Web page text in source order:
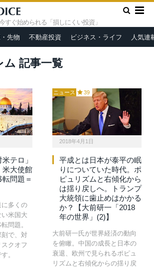
すぐ始められる「損しにくい投資」
先物 不動産投資 ビジネス・ライフ 人気連
ム
ム 記事一覧
テロ」
米大使館
問題＝
に多くの
米国大
問題。
で、対
クオフ
。
ニュース 39
2018年4月1日
平成とは日本が泰平の眠
りについていた時代。ポ
ピュリズムと右傾化から
は揺り戻しへ。トランプ
大統領に歯止めはかかる
か？【大前研一「2018
年の世界」(2)】
大前研一氏が世界経済の動向
を俯瞰。中国の成長と日本の
衰退、欧州で見られるポピュ
リズムと右傾化からの揺り戻